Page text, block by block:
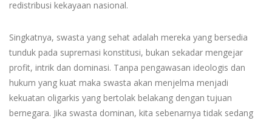
redistribusi kekayaan nasional.
Singkatnya, swasta yang sehat adalah mereka yang bersedia
tunduk pada supremasi konstitusi, bukan sekadar mengejar
profit, intrik dan dominasi. Tanpa pengawasan ideologis dan
hukum yang kuat maka swasta akan menjelma menjadi
kekuatan oligarkis yang bertolak belakang dengan tujuan
bernegara. Jika swasta dominan, kita sebenarnya tidak sedang